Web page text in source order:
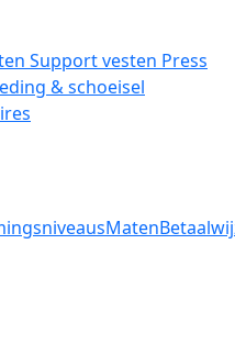
Support vesten Press
& schoeisel
Maten